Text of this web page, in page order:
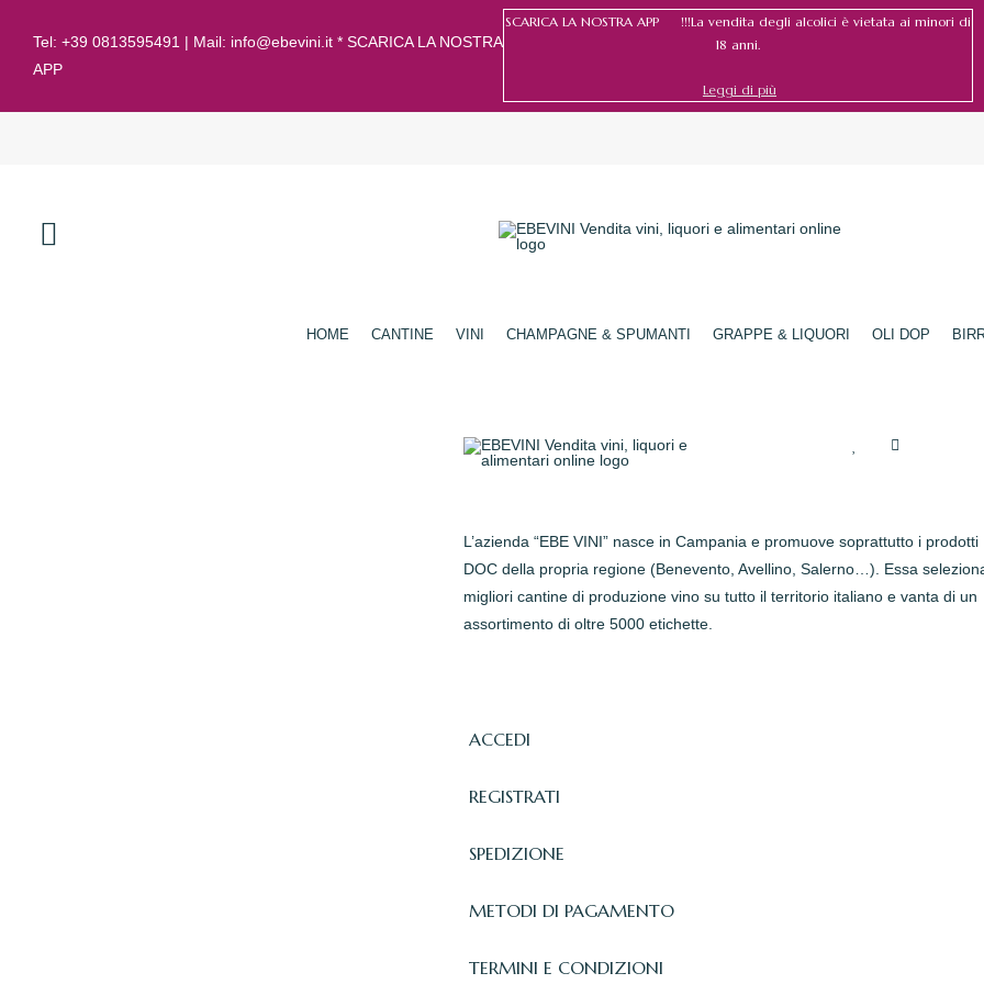
Tel: +39 0813595491 | Mail: info@ebevini.it * SCARICA LA NOSTRA
APP
SCARICA LA NOSTRA APP !!!La vendita degli alcolici è vietata ai minori di
18 anni.
Leggi di più
HOME CANTINE VINI CHAMPAGNE & SPUMANTI GRAPPE & LIQUORI OLI DOP
L’azienda “EBE VINI” nasce in Campania e promuove soprattutto i prodotti
DOC della propria regione (Benevento, Avellino, Salerno…). Essa
migliori cantine di produzione vino su tutto il territorio italiano e vanta di un
assortimento di oltre 5000 etichette.
ACCEDI
REGISTRATI
SPEDIZIONE
METODI DI PAGAMENTO
TERMINI E CONDIZIONI